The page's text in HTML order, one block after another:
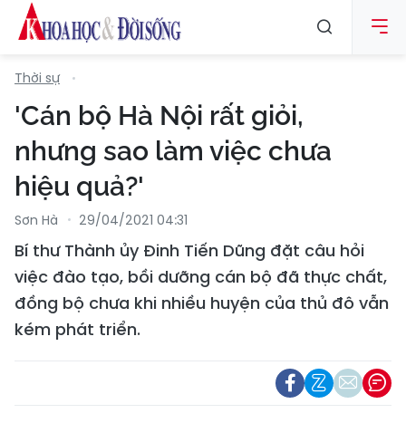
Thời sự
'Cán bộ Hà Nội rất giỏi,
nhưng sao làm việc chưa
hiệu quả?'
Sơn Hà 29/04/2021 04:31
Bí thư Thành ủy Đinh Tiến Dũng đặt câu hỏi
việc đào tạo, bồi dưỡng cán bộ đã thực chất,
đồng bộ chưa khi nhiều huyện của thủ đô vẫn
kém phát triển.